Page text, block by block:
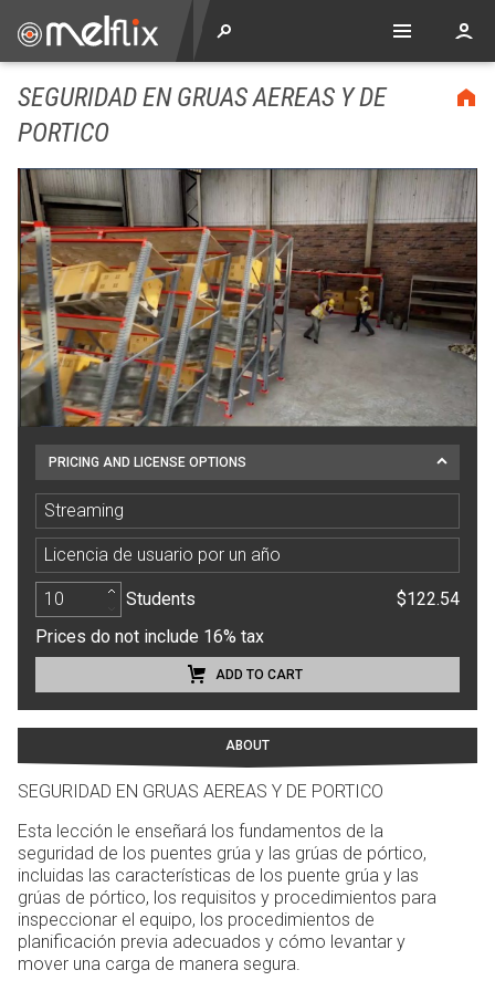
SEGURIDAD EN GRUAS AEREAS Y DE
PORTICO
PRICING AND LICENSE OPTIONS
Streaming
Licencia de usuario por un año
Students
$122.54
Prices do not include 16% tax
ADD TO CART
ABOUT
SEGURIDAD EN GRUAS AEREAS Y DE PORTICO
Esta lección le enseñará los fundamentos de la
seguridad de los puentes grúa y las grúas de pórtico,
incluidas las características de los puente grúa y las
grúas de pórtico, los requisitos y procedimientos para
inspeccionar el equipo, los procedimientos de
planificación previa adecuados y cómo levantar y
mover una carga de manera segura.